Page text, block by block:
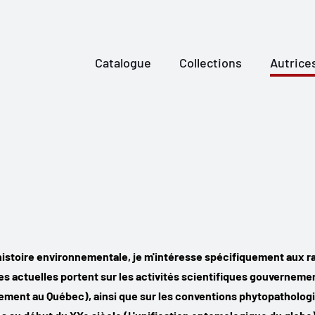
Catalogue Collections
environnementale, je m'intéresse spécifiquement aux
actuelles portent sur les activités scientifiques
au Québec), ainsi que sur les conventions